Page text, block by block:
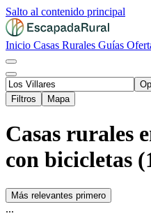
Salto al contenido principal
Inicio Casas Rurales Guías
Filtros
Mapa
Casas rurales
con bicicletas
Más relevantes primero
...